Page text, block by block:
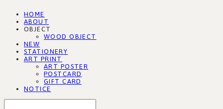
HOME
ABOUT
OBJECT
WOOD OBJECT
NEW
STATIONERY
ART PRINT
ART POSTER
POSTCARD
GIFT CARD
NOTICE